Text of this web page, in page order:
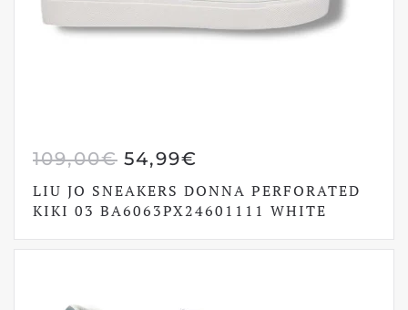
109,00€ IL
PREZZO
ORIGINALE
ERA:
54,99€
PREZZO
ATTUALE
È:
LIU JO SNEAKERS DONNA PERFORATED
KIKI 03 BA6063PX24601111 WHITE